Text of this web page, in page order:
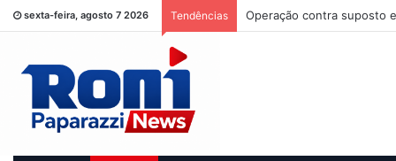
sexta-feira, agosto 7 2026 Tendências Operação contra suposto